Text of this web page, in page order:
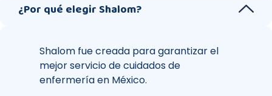
¿Por qué elegir Shalom?
Shalom fue creada para garantizar el
mejor servicio de cuidados de
enfermería en México.